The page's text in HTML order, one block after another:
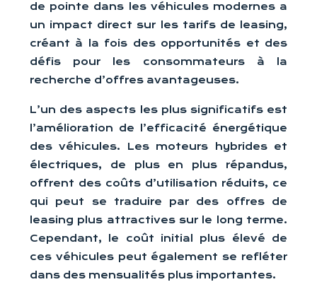
de pointe dans les véhicules modernes a
un impact direct sur les tarifs de leasing,
créant à la fois des opportunités et des
défis pour les consommateurs à la
recherche d’offres avantageuses.
L’un des aspects les plus significatifs est
l’amélioration de l’efficacité énergétique
des véhicules. Les moteurs hybrides et
électriques, de plus en plus répandus,
offrent des coûts d’utilisation réduits, ce
qui peut se traduire par des offres de
leasing plus attractives sur le long terme.
Cependant, le coût initial plus élevé de
ces véhicules peut également se refléter
dans des mensualités plus importantes.